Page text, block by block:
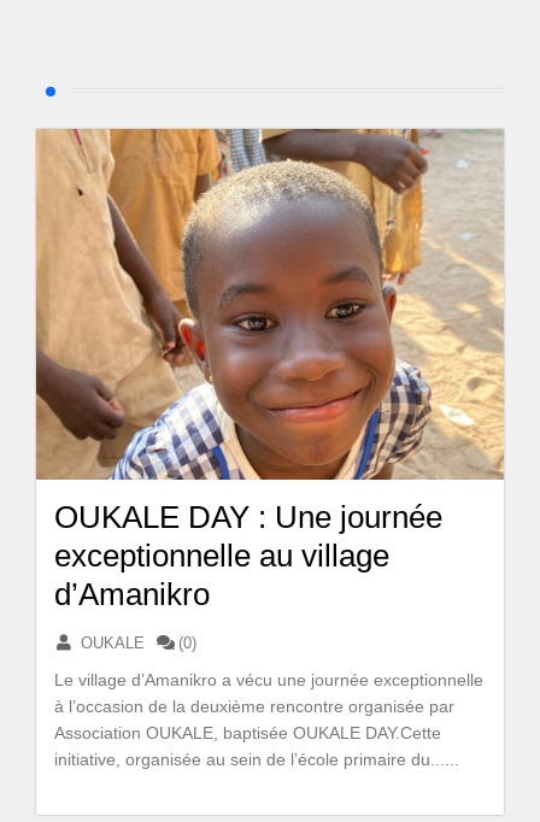
OUKALE DAY : Une journée
exceptionnelle au village
d’Amanikro
OUKALE (0)
Le village d’Amanikro a vécu une journée exceptionnelle
à l’occasion de la deuxième rencontre organisée par
Association OUKALE, baptisée OUKALE DAY.Cette
initiative, organisée au sein de l’école primaire du......